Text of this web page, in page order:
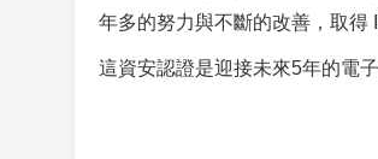
年多的努力與不斷的改善，取得
這資安認證是迎接未來5年的電